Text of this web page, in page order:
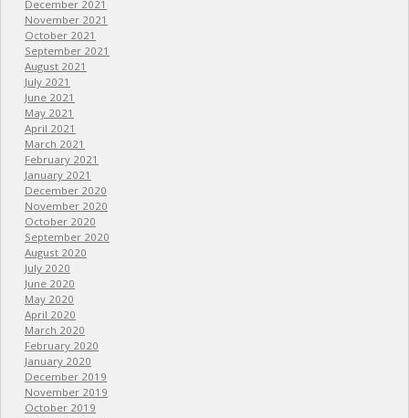
December 2021
November 2021
October 2021
September 2021
August 2021
July 2021
June 2021
May 2021
April 2021
March 2021
February 2021
January 2021
December 2020
November 2020
October 2020
September 2020
August 2020
July 2020
June 2020
May 2020
April 2020
March 2020
February 2020
January 2020
December 2019
November 2019
October 2019